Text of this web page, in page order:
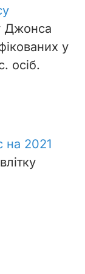
Джонса
у
осіб.
на 2021